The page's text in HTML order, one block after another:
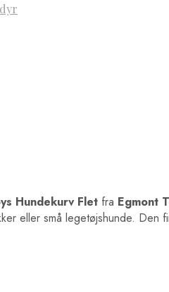
Hundekurv Flet fra Egmont
eller små legetøjshunde.